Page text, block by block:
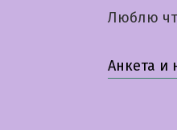
Люблю
Анкета